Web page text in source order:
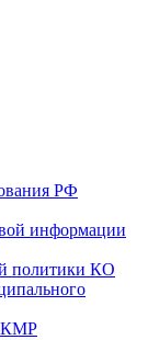
РФ
информации
политики КО
КМР